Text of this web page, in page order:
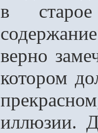
в старое
верно
котором
иллюзии.